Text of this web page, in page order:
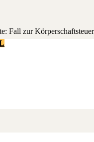
Fall zur Körperschaftsteuer